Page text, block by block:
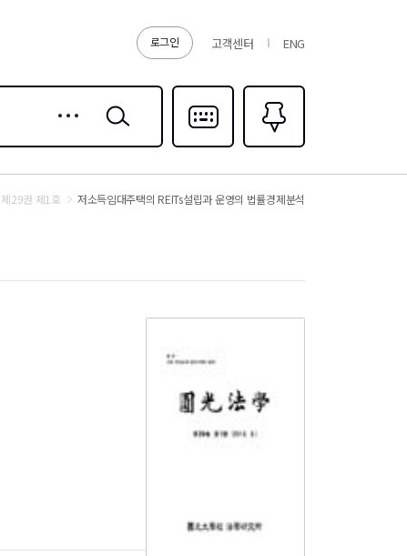
로그인 고객센터 ENG
검색
다국어입력
즐겨찾기0
제29권 제1호 저소득임대주택의 REITs설립과 운영의 법률경제분석